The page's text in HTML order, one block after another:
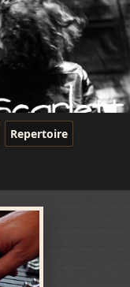
Repertoire